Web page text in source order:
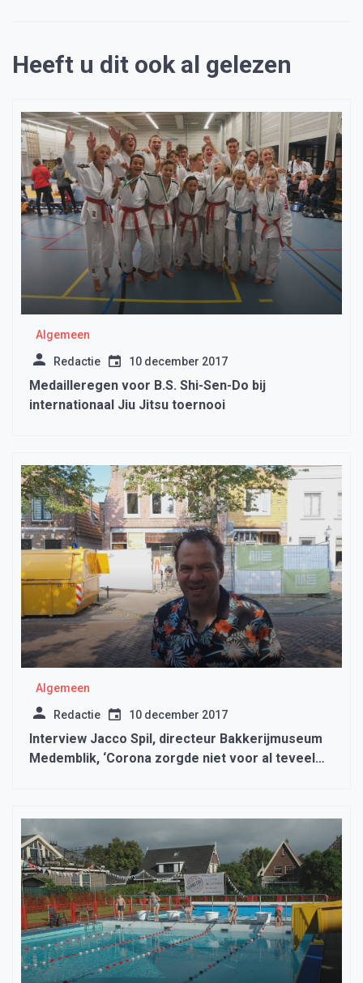
Heeft u dit ook al gelezen
Algemeen
Redactie 10 december 2017
Medailleregen voor B.S. Shi-Sen-Do bij
internationaal Jiu Jitsu toernooi
Algemeen
Redactie 10 december 2017
Interview Jacco Spil, directeur Bakkerijmuseum
Medemblik, ‘Corona zorgde niet voor al teveel